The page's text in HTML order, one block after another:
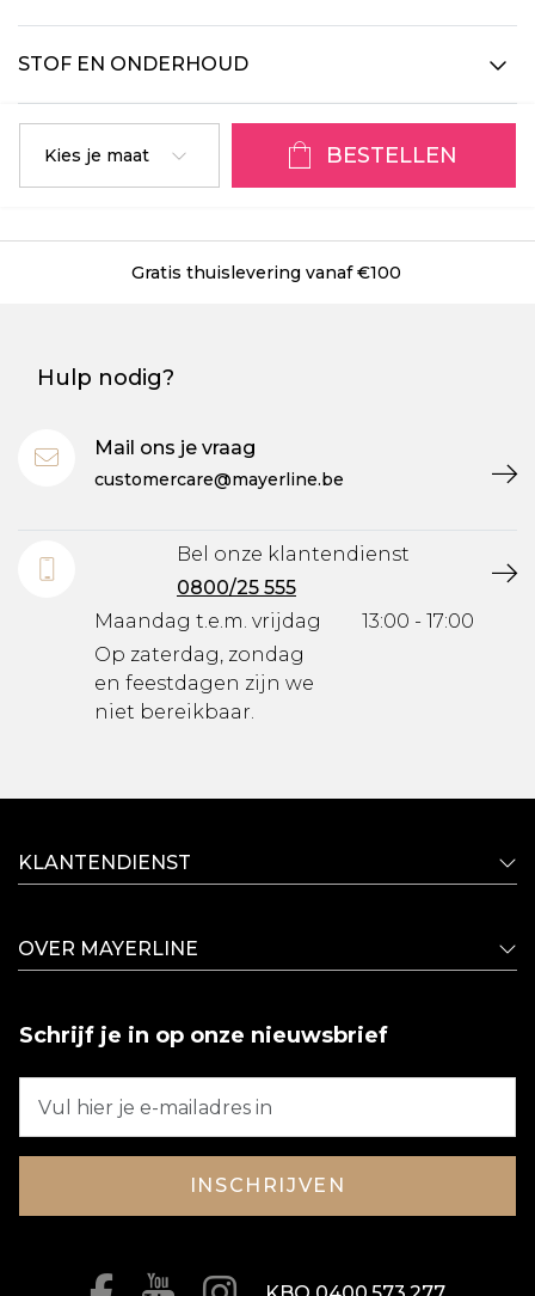
STOF EN ONDERHOUD
Kies je maat BESTELLEN
Gratis thuislevering vanaf €100
Hulp nodig?
Mail ons je vraag
customercare@mayerline.be
Bel onze klantendienst
0800/25 555
Maandag t.e.m. vrijdag
Op zaterdag, zondag
en feestdagen zijn we
niet bereikbaar.
13:00 - 17:00
KLANTENDIENST
OVER MAYERLINE
Schrijf je in op onze nieuwsbrief
INSCHRIJVEN